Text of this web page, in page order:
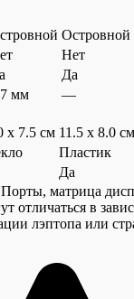
Островной
Нет
Да
мм
—
x 7.5 см 11.5 x 8.0 см
Пластик
Да
Порты, матрица
отличаться в
лэптопа или